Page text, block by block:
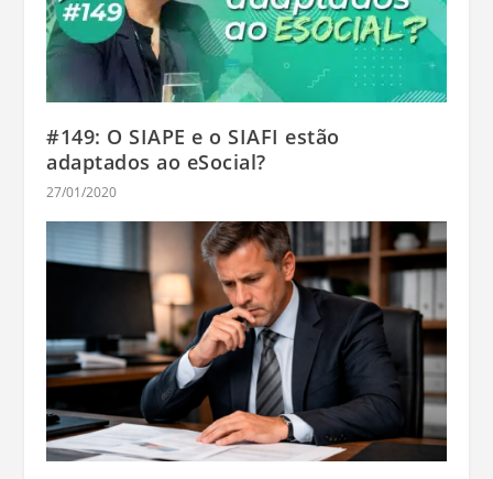
#149: O SIAPE e o SIAFI estão
adaptados ao eSocial?
27/01/2020